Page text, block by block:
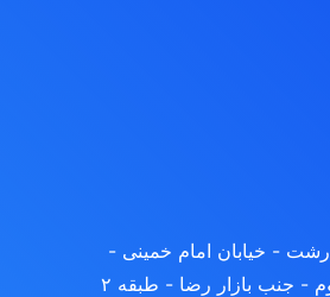
رشت - خیابان امام خمینی -
خیابان بحرالعلوم - جنب بازار رضا - طبقه ۲